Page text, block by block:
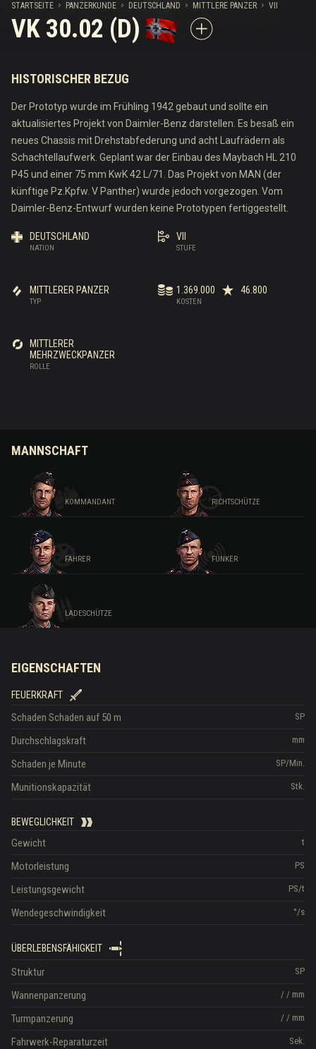
STARTSEITE PANZERKUNDE DEUTSCHLAND MITTLERE PANZER VII
VK 30.02 (D)
HISTORISCHER BEZUG
Der Prototyp wurde im Frühling 1942 gebaut und sollte ein
aktualisiertes Projekt von Daimler-Benz darstellen. Es besaß ein
neues Chassis mit Drehstabfederung und acht Laufrädern als
Schachtellaufwerk. Geplant war der Einbau des Maybach HL 210
P45 und einer 75 mm KwK 42 L/71. Das Projekt von MAN (der
künftige Pz.Kpfw. V Panther) wurde jedoch vorgezogen. Vom
Daimler-Benz-Entwurf wurden keine Prototypen fertiggestellt.
NATION
DEUTSCHLAND
STUFE
VII
TYP
MITTLERER PANZER
KOSTEN
1.369.000 46.800
ROLLE
MITTLERER
MEHRZWECKPANZER
MANNSCHAFT
KOMMANDANT RICHTSCHÜTZE
FAHRER FUNKER
LADESCHÜTZE
EIGENSCHAFTEN
FEUERKRAFT
SP
Schaden Schaden auf 50 m
mm
Durchschlagskraft
SP/Min.
Schaden je Minute
Stk.
Munitionskapazität
BEWEGLICHKEIT
t
Gewicht
PS
Motorleistung
PS/t
Leistungsgewicht
°/s
Wendegeschwindigkeit
ÜBERLEBENSFÄHIGKEIT
SP
Struktur
/ / mm
Wannenpanzerung
/ / mm
Turmpanzerung
Sek.
Fahrwerk-Reparaturzeit